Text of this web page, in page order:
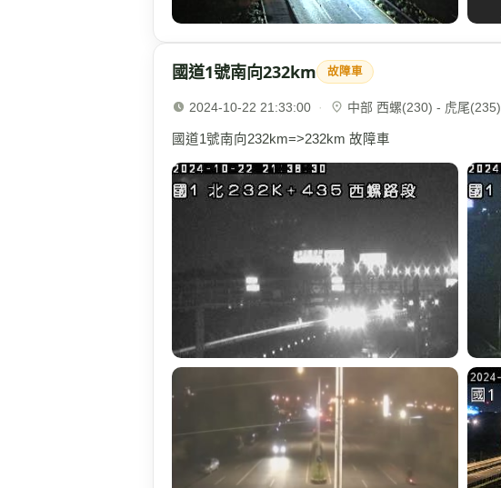
國道1號南向232km 故障車
2024-10-22 21:33:00 · 中部 西螺(230) - 虎尾(235)
國道1號南向232km=>232km 故障車